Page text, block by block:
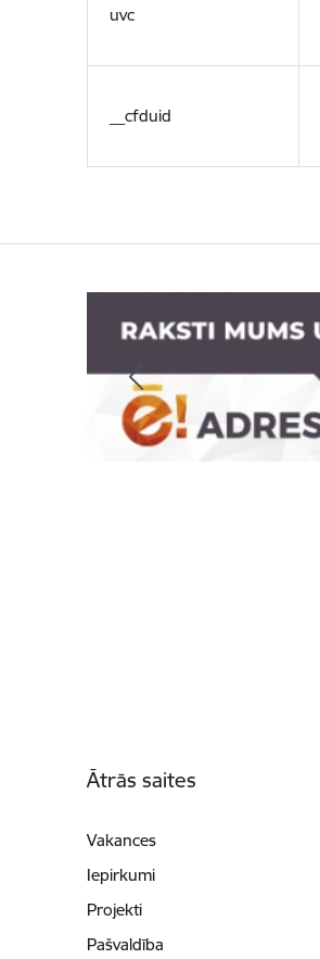
uvc
__cfduid
Ātrās saites
Vakances
Iepirkumi
Projekti
Pašvaldība